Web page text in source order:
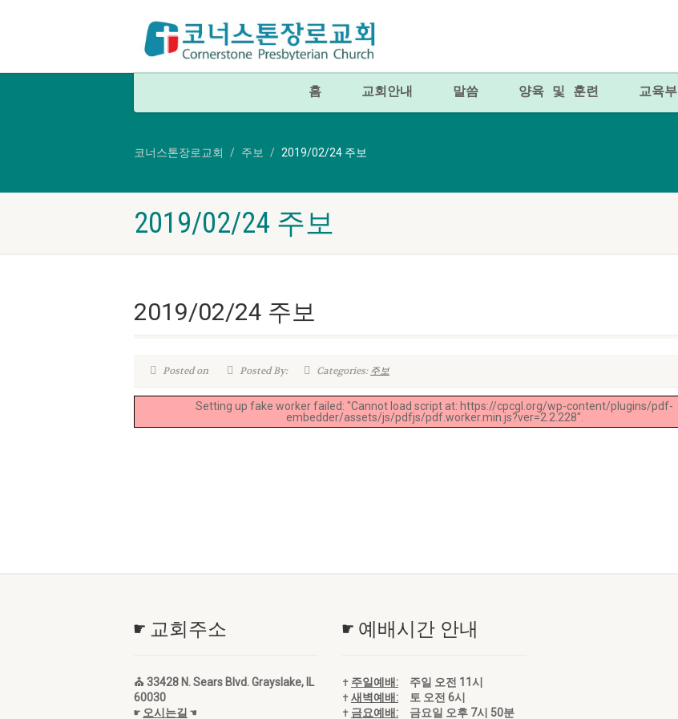
홈 교회안내 말씀 양육 및 훈련 교육부
코너스톤장로교회 주보 2019/02/24 주보
2019/02/24 주보
2019/02/24 주보
Posted on Posted By: Categories:주보
Setting up fake worker failed: "Cannot load script at: https://cpcgl.org/wp-content/plugins/pdf-
embedder/assets/js/pdfjs/pdf.worker.min.js?ver=2.2.228".
☛ 교회주소
⛪ 33428 N. Sears Blvd. Grayslake, IL
60030
☛ 오시는길 ☚
☛ 예배시간 안내
✝ 주일예배:
주일 오전 11시
✝새벽예배:
토 오전 6시
✝ 금요예배: 금요일 오후 7시 50분